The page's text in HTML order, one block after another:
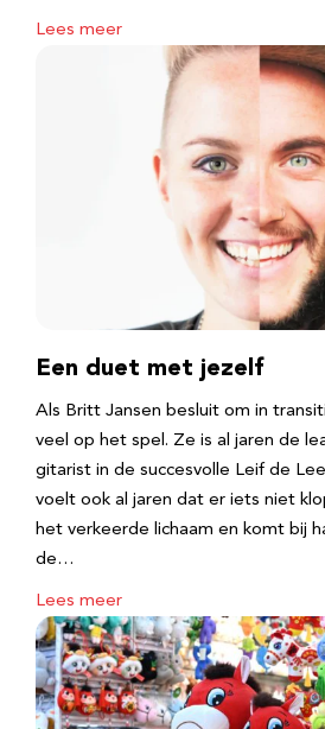
Lees meer
Een duet met jezelf
Als Britt Jansen besluit om in
veel op het spel. Ze is al jaren de
gitarist in de succesvolle Leif de
voelt ook al jaren dat er iets niet
het verkeerde lichaam en komt bij
de…
Lees meer